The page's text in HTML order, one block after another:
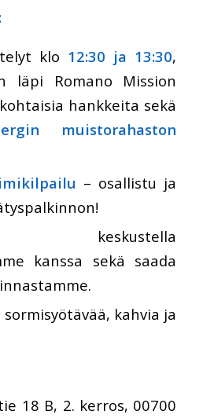
klo 12:30 ja 13:30,
läpi Romano Mission
hankkeita sekä
muistorahaston
– osallistu ja
keskustella
kanssa sekä saada
kahvia ja
18 B, 2. kerros, 00700